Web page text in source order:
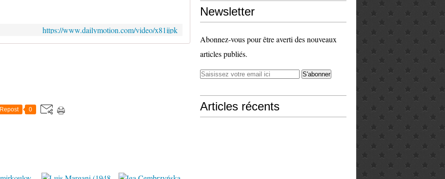
https://www.dailymotion.com/video/x81ijpk
Repost 0
Newsletter
Abonnez-vous pour être averti des nouveaux
articles publiés.
Articles récents